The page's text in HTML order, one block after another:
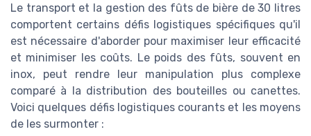
Le transport et la gestion des fûts de bière de 30 litres
comportent certains défis logistiques spécifiques qu'il
est nécessaire d'aborder pour maximiser leur efficacité
et minimiser les coûts. Le poids des fûts, souvent en
inox, peut rendre leur manipulation plus complexe
comparé à la distribution des bouteilles ou canettes.
Voici quelques défis logistiques courants et les moyens
de les surmonter :